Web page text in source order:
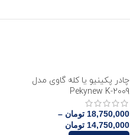
چادر پکینیو یا کله گاوی مدل
Pekynew K-2009
18,750,000 تومان –
14,750,000 تومان